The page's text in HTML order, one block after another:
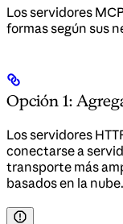
Los servidores
formas según sus
Opción 1:
Los servidores
conectarse a
transporte más
basados en la nube.